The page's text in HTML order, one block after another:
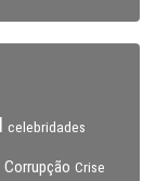
celebridades
Corrupção Crise